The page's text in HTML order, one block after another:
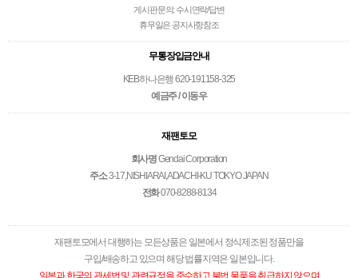
게시판문의: 수시연락/답변
휴무일은 공지사항참조
무통장입금안내
KEB하나은행 620-191158-325
예금주 / 이동우
재팬토모
회사명Gendai Corporation
주소3-17,NISHIARAI,ADACHI-KU TOKYO JAPAN
전화070-8288-8134
재팬토모에서 대행하는 모든상품은 일본에서 정식제조된 정품만을
구입/배송하고 있으며 해당 법률지역은 일본입니다.
일본과 한국의 관세법 및 관련규정을 준수하고 불법 물품을 취급하지 않으며